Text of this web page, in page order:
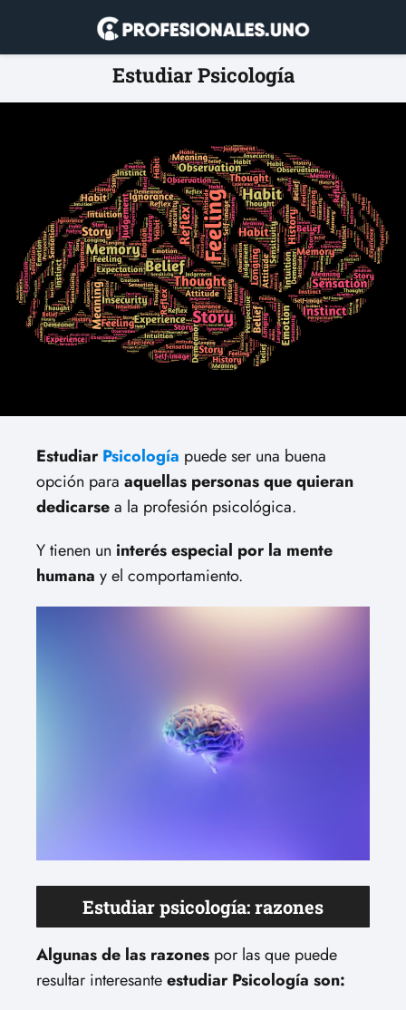
Estudiar Psicología
EstudiarPsicología puede ser una buena
opción para aquellas personas que quieran
dedicarsea la profesión psicológica.
Y tienen un interés especial por la mente
humana y el comportamiento.
Estudiar psicología: razones
Algunas de las razones por las que puede
resultar interesanteestudiar Psicología son: